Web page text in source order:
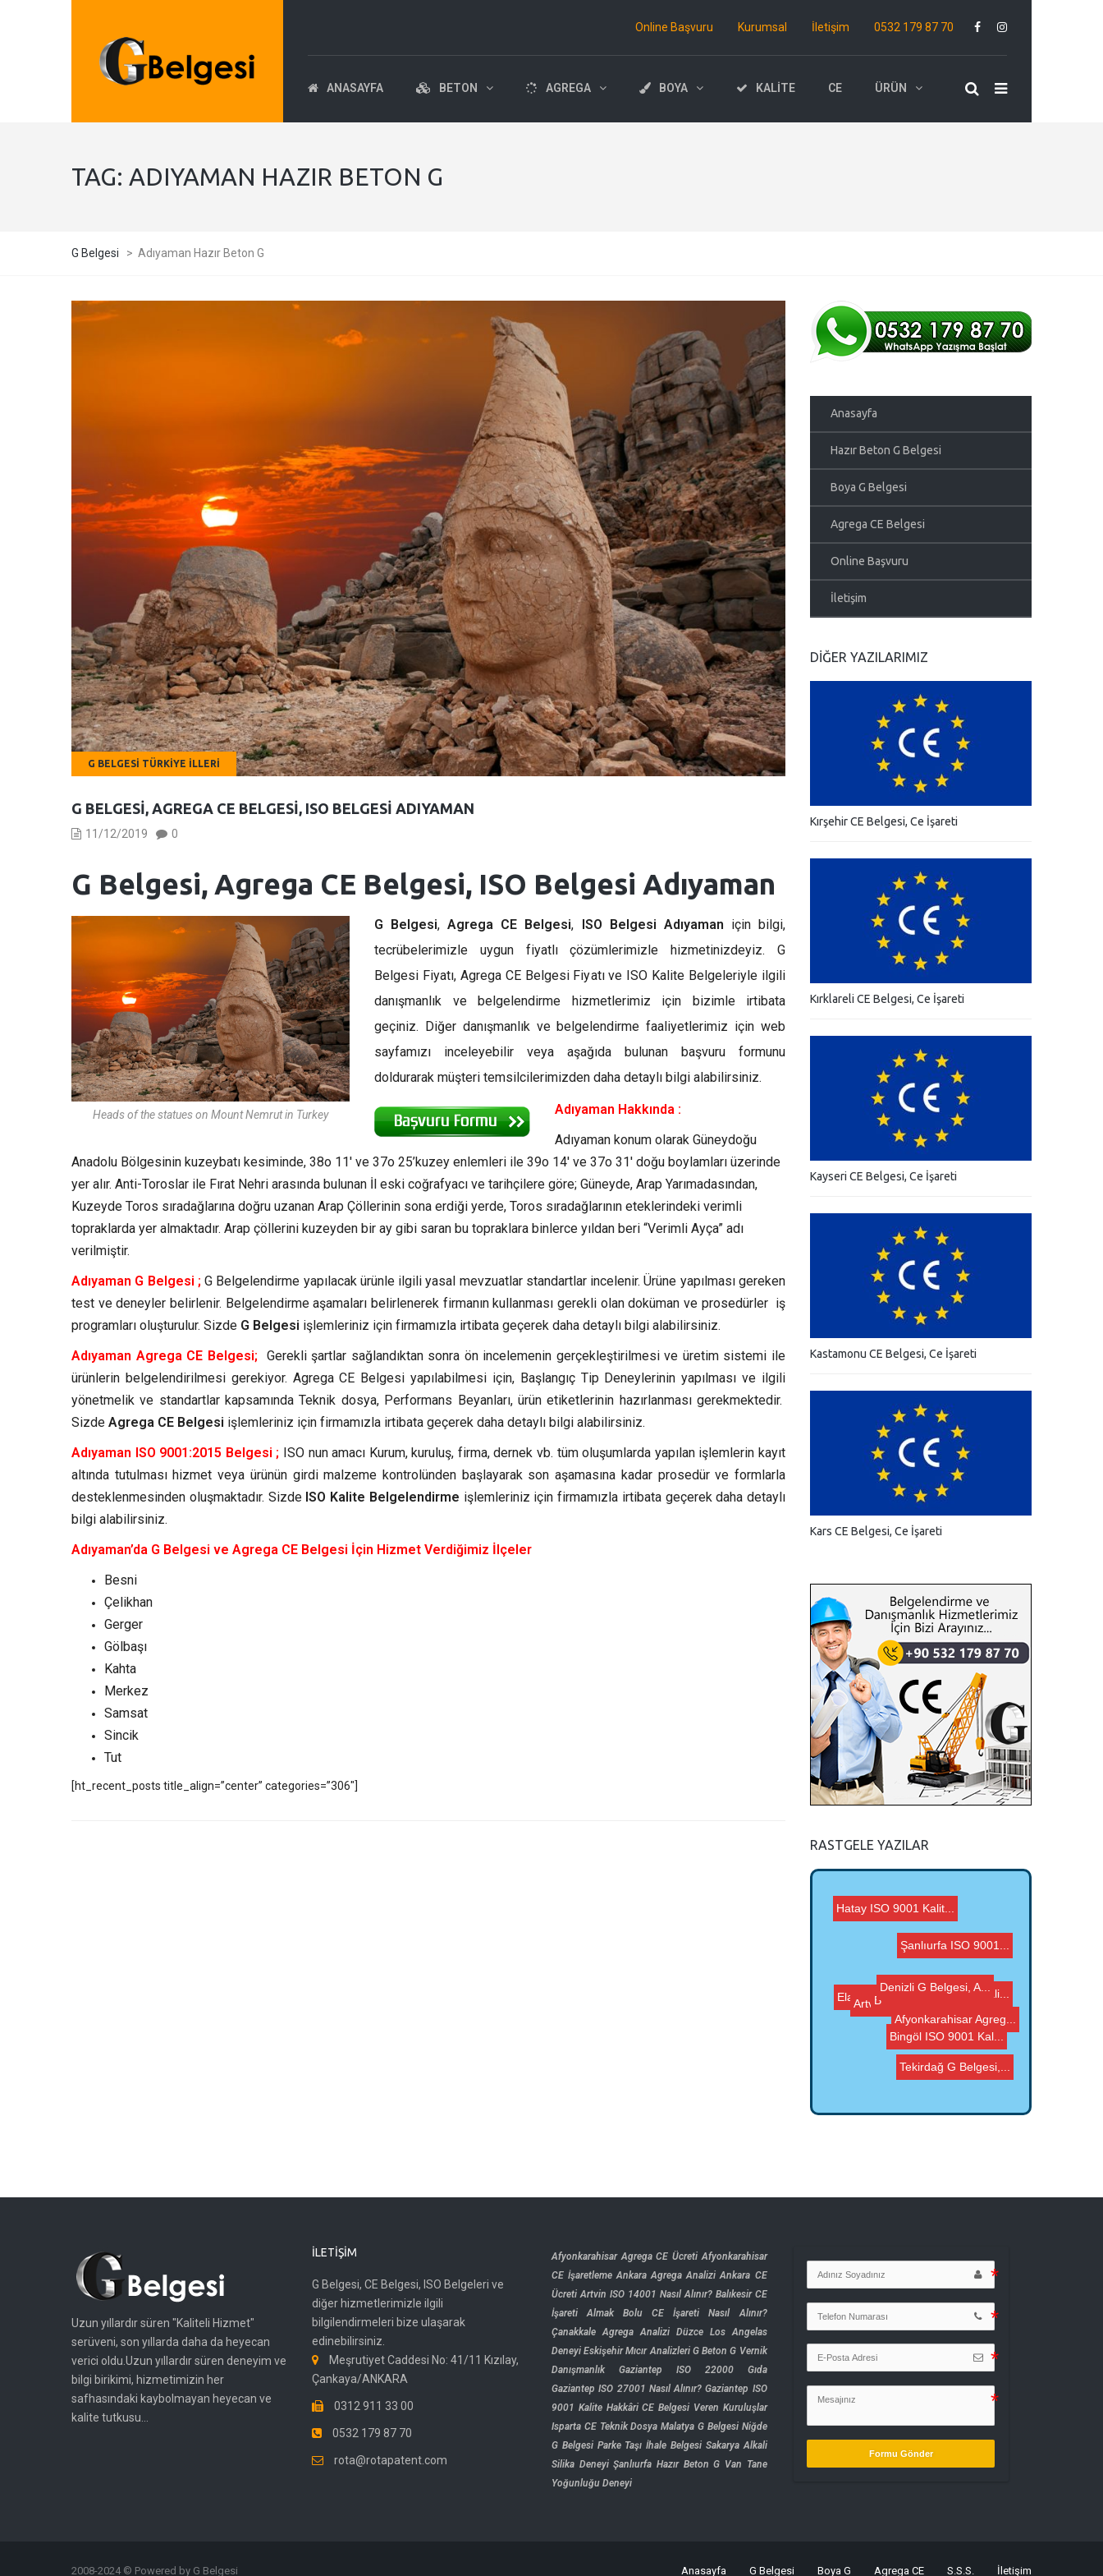
Online Başvuru Kurumsal İletişim 0532 179 87 70
ANASAYFA BETON AGREGA BOYA KALITE CE ÜRÜN
TAG: ADIYAMAN HAZIR BETON G
G Belgesi > Adıyaman Hazır Beton G
G BELGESI TÜRKIYE İLLERI
G BELGESI, AGREGA CE BELGESI, ISO BELGESI ADIYAMAN
11/12/2019 0
G Belgesi, Agrega CE Belgesi, ISO Belgesi Adıyaman
Heads of the statues on Mount Nemrut in Turkey
G Belgesi,Agrega CE Belgesi, ISO Belgesi Adıyaman için bilgi,
tecrübelerimizle uygun fiyatlı çözümlerimizle hizmetinizdeyiz. G
Belgesi Fiyatı, Agrega CE Belgesi Fiyatı ve ISO Kalite Belgeleriyle ilgili
danışmanlık ve belgelendirme hizmetlerimiz için bizimle irtibata
geçiniz. Diğer danışmanlık ve belgelendirme faaliyetlerimiz için web
sayfamızı inceleyebilir veya aşağıda bulunan başvuru formunu
doldurarak müşteri temsilcilerimizden daha detaylı bilgi alabilirsiniz.
Adıyaman Hakkında :
Adıyaman konum olarak Güneydoğu
Anadolu Bölgesinin kuzeybatı kesiminde, 38o 11′ ve 37o 25’kuzey enlemleri ile 39o 14′ ve 37o 31′ doğu boylamları üzerinde
yer alır. Anti-Toroslar ile Fırat Nehri arasında bulunan İl eski coğrafyacı ve tarihçilere göre; Güneyde, Arap Yarımadasından,
Kuzeyde Toros sıradağlarına doğru uzanan Arap Çöllerinin sona erdiği yerde, Toros sıradağlarının eteklerindeki verimli
topraklarda yer almaktadır. Arap çöllerini kuzeyden bir ay gibi saran bu topraklara binlerce yıldan beri “Verimli Ayça” adı
verilmiştir.
Adıyaman G Belgesi ; G Belgelendirme yapılacak ürünle ilgili yasal mevzuatlar standartlar incelenir. Ürüne yapılması gereken
test ve deneyler belirlenir. Belgelendirme aşamaları belirlenerek firmanın kullanması gerekli olan doküman ve prosedürler iş
programları oluşturulur. Sizde G Belgesi işlemleriniz için firmamızla irtibata geçerek daha detaylı bilgi alabilirsiniz.
Adıyaman Agrega CE Belgesi;
Gerekli şartlar sağlandıktan sonra ön incelemenin gerçekleştirilmesi ve üretim sistemi ile
ürünlerin belgelendirilmesi gerekiyor. Agrega CE Belgesi yapılabilmesi için, Başlangıç Tip Deneylerinin yapılması ve ilgili
yönetmelik ve standartlar kapsamında Teknik dosya, Performans Beyanları, ürün etiketlerinin hazırlanması gerekmektedir.
Sizde Agrega CE Belgesi işlemleriniz için firmamızla irtibata geçerek daha detaylı bilgi alabilirsiniz.
Adıyaman ISO 9001:2015 Belgesi ; ISO nun amacı Kurum, kuruluş, firma, dernek vb. tüm oluşumlarda yapılan işlemlerin kayıt
altında tutulması hizmet veya ürünün girdi malzeme kontrolünden başlayarak son aşamasına kadar prosedür ve formlarla
desteklenmesinden oluşmaktadır. Sizde ISO Kalite Belgelendirme işlemleriniz için firmamızla irtibata geçerek daha detaylı
bilgi alabilirsiniz.
Adıyaman’da G Belgesi ve Agrega CE Belgesi İçin Hizmet Verdiğimiz İlçeler
Besni
Çelikhan
Gerger
Gölbaşı
Kahta
Merkez
Samsat
Sincik
Tut
[ht_recent_posts title_align=”center” categories=”306″]
Anasayfa
Hazır Beton G Belgesi
Boya G Belgesi
Agrega CE Belgesi
Online Başvuru
İletişim
DIĞER YAZILARIMIZ
Kırşehir CE Belgesi, Ce İşareti
Kırklareli CE Belgesi, Ce İşareti
Kayseri CE Belgesi, Ce İşareti
Kastamonu CE Belgesi, Ce İşareti
Kars CE Belgesi, Ce İşareti
RASTGELE YAZILAR
Elazığ ISO 9001 Ka...
Artvin ISO 9001 Kali...
Bursa G Belgesi, Agr...
Batman ISO 9001 Kali...
Bingöl ISO 9001 Kal...
Hatay ISO 9001 Kalit...
Denizli G Belgesi, A...
Tekirdağ G Belgesi,...
Afyonkarahisar Agreg...
Uzun yıllardır süren "Kaliteli Hizmet"
serüveni, son yıllarda daha da heyecan
verici oldu.Uzun yıllardır süren deneyim ve
bilgi birikimi, hizmetimizin her
safhasındaki kaybolmayan heyecan ve
kalite tutkusu...
İLETIŞIM
G Belgesi, CE Belgesi, ISO Belgeleri ve
diğer hizmetlerimizle ilgili
bilgilendirmeleri bize ulaşarak
edinebilirsiniz.
Meşrutiyet Caddesi No: 41/11 Kızılay,
Çankaya/ANKARA
0312 911 33 00
0532 179 87 70
rota@rotapatent.com
Afyonkarahisar Agrega CE Ücreti Afyonkarahisar
CE İşaretleme Ankara Agrega Analizi Ankara CE
Ücreti Artvin ISO 14001 Nasıl Alınır? Balıkesir CE
İşareti Almak
Bolu CE İşareti Nasıl Alınır?
Çanakkale Agrega Analizi Düzce Los Angelas
Deneyi Eskişehir Mıcır Analizleri G Beton G Vernik
Danışmanlık
Gaziantep ISO 22000 Gıda
Gaziantep ISO 27001 Nasıl Alınır? Gaziantep ISO
9001 Kalite Hakkâri CE Belgesi Veren Kuruluşlar
Isparta CE Teknik Dosya Malatya G Belgesi Niğde
G Belgesi Parke Taşı İhale Belgesi Sakarya Alkali
Silika Deneyi Şanlıurfa Hazır Beton G Van Tane
Yoğunluğu Deneyi
Formu Gönder
2008-2024 © Powered by G Belgesi Anasayfa G Belgesi Boya G Agrega CE S.S.S. İletişim